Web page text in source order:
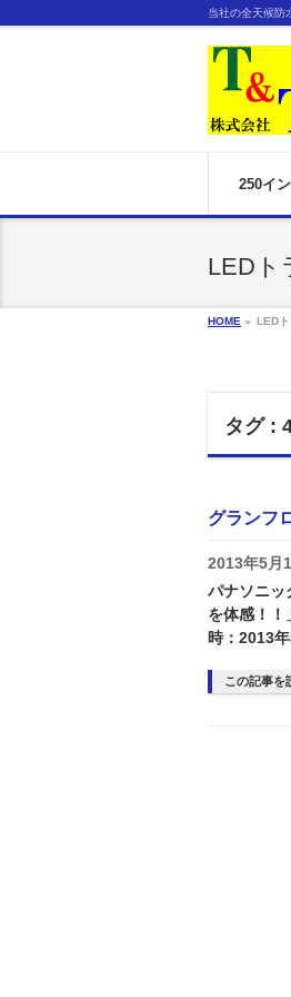
当社の全天候防
250イ
LEDト
HOME » LED
タグ :
グランフ
2013年5月
パナソニッ
を体感！！
時：2013
この記事を